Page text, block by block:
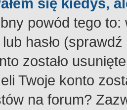
powód tego to:
hasło
zostało
Twoje konto
na forum?